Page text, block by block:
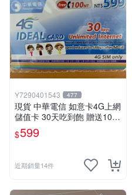
Y7290401543 477
現貨 中華電信 如意卡4G上網
儲值卡 30天吃到飽 贈送100
元通話費
$599
近期銷量14件